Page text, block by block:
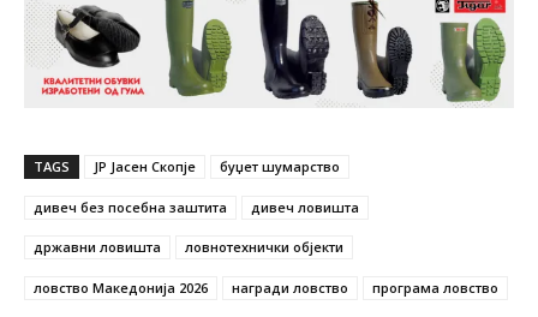
TAGS JP Јасен Скопје буџет шумарство
дивеч без посебна заштита дивеч ловишта
државни ловишта ловнотехнички објекти
ловство Македонија 2026 награди ловство програма ловство